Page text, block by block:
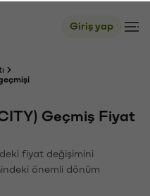
Giriş yap
Geçmiş Fiyat
fiyat değişimini
önemli dönüm